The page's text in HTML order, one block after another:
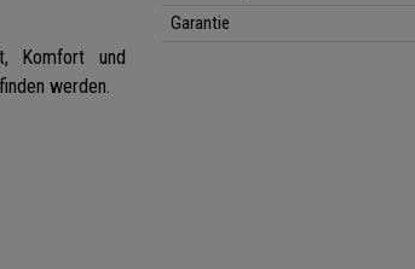
Komfort und
werden.
Garantie